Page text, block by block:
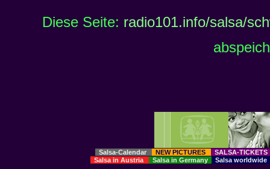
Diese Seite: radio101.info/salsa/
Salsa-Calendar NEW PICTURES
SALSA-
Salsa in Austria
Salsa in Germany Salsa worldwide